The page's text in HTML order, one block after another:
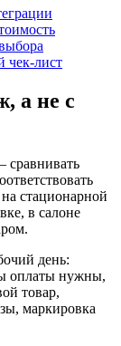
чек-лист
а не с
сравнивать
стационарной
в салоне
день:
оплаты нужны,
товар,
маркировка